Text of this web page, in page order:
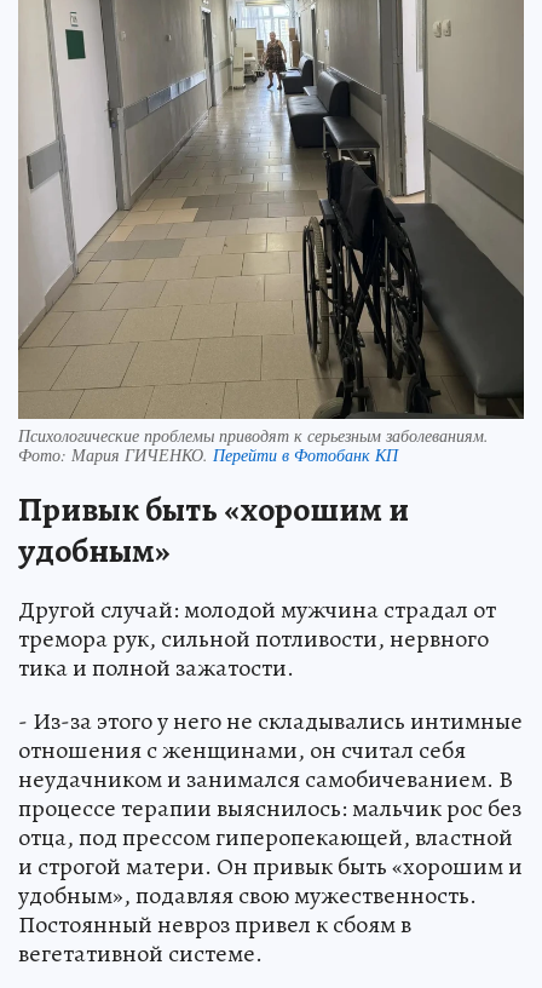
Психологические проблемы приводят к серьезным заболеваниям.
Фото: Мария ГИЧЕНКО. Перейти в Фотобанк КП
Привык быть «хорошим и
удобным»
Другой случай: молодой мужчина страдал от
тремора рук, сильной потливости, нервного
тика и полной зажатости.
- Из-за этого у него не складывались интимные
отношения с женщинами, он считал себя
неудачником и занимался самобичеванием. В
процессе терапии выяснилось: мальчик рос без
отца, под прессом гиперопекающей, властной
и строгой матери. Он привык быть «хорошим и
удобным», подавляя свою мужественность.
Постоянный невроз привел к сбоям в
вегетативной системе.